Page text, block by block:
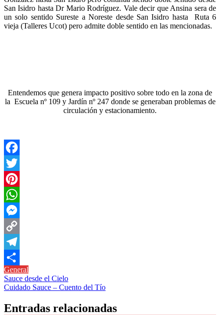
San Isidro hasta Dr Mario Rodríguez. Vale decir que Ansina sera de
un solo sentido Sureste a Noreste desde San Isidro hasta Ruta 6
vieja (Talleres Ucot) pero admite doble sentido en las mencionadas.
Entendemos que genera impacto positivo sobre todo en la zona de
la Escuela nº 109 y Jardín nº 247 donde se generaban problemas de
circulación y estacionamiento.
Facebook
Twitter
Pinterest
WhatsApp
Messenger
Copy
Link
Telegram
Compartir
General
Navegación
de
entradas
Sauce desde el Cielo
Cuidado Sauce – Cuento del Tío
Entradas relacionadas